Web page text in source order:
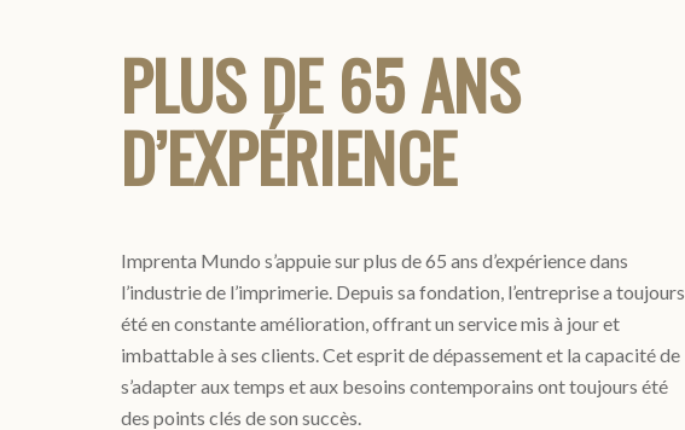
PLUS DE 65 ANS
D’EXPÉRIENCE
Imprenta Mundo s’appuie sur plus de 65 ans d’expérience dans
l’industrie de l’imprimerie. Depuis sa fondation, l’entreprise a toujours
été en constante amélioration, offrant un service mis à jour et
imbattable à ses clients. Cet esprit de dépassement et la capacité de
s’adapter aux temps et aux besoins contemporains ont toujours été
des points clés de son succès.